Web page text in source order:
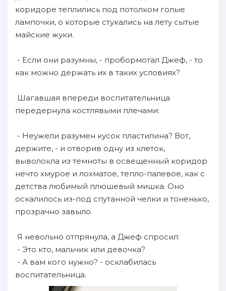
коридоре теплились под потолком голые
лампочки, о которые стукались на лету сытые
майские жуки.
- Если они разумны, - пробормотал Джеф, - то
как можно держать их в таких условиях?
Шагавшая впереди воспитательница
передернула костлявыми плечами:
- Неужели разумен кусок пластилина? Вот,
держите, - и отворив одну из клеток,
выволокла из темноты в освещенный коридор
нечто хмурое и лохматое, тепло-палевое, как с
детства любимый плюшевый мишка. Оно
оскалилось из-под спутанной челки и тоненько,
прозрачно завыло.
Я невольно отпрянула, а Джеф спросил:
- Это кто, мальчик или девочка?
- А вам кого нужно? - осклабилась
воспитательница.